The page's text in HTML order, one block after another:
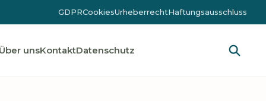
GDPRCookiesUrheberrechtHaftungsausschluss
Über unsKontaktDatenschutz